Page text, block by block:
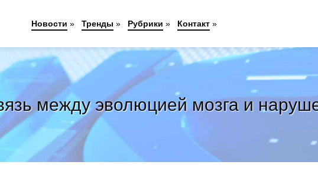
между эволюцией мозга и
Новости » Тренды » Рубрики » Контакт »